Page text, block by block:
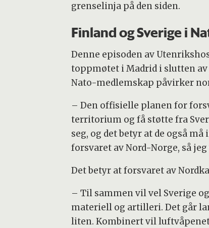
grenselinja på den siden.
Finland og Sverige i
Denne episoden av
toppmøtet i Madrid i slutten
Nato-medlemskap påvirker
– Den offisielle planen for
territorium og få støtte fra
seg, og det betyr at de også
forsvaret av Nord-Norge, så
Det betyr at forsvaret av
– Til sammen vil vel Sverige
materiell og artilleri. Det går
liten. Kombinert vil